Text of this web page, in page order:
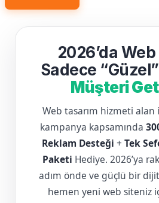
2026’da
Sadece
Müşteri
Web tasarım hizmeti alan
kampanya kapsamında
Reklam Desteği + Tek
Paketi Hediye. 2026’ya
adım önde ve güçlü bir
hemen yeni web siteniz